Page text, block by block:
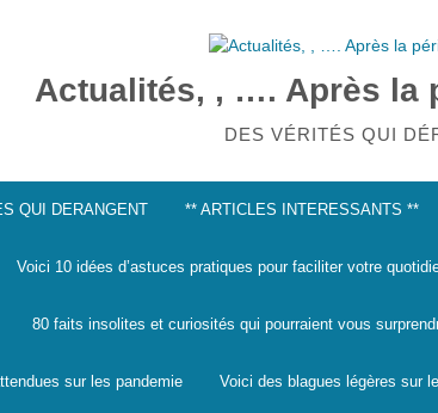
Actualités, , …. Après la
DES VÉRITÉS QUI
QUI DERANGENT ** ARTICLES INTERESSANTS **
Voici 10 idées d’astuces pratiques pour faciliter votre
80 faits insolites et curiosités qui pourraient vous
sur les pandemie Voici des blagues légères sur